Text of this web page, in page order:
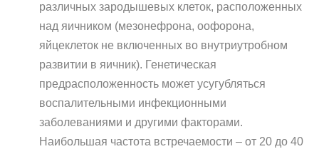
различных зародышевых клеток, расположенных
над яичником (мезонефрона, оофорона,
яйцеклеток не включенных во внутриутробном
развитии в яичник). Генетическая
предрасположенность может усугубляться
воспалительными инфекционными
заболеваниями и другими факторами.
Наибольшая частота встречаемости – от 20 до 40